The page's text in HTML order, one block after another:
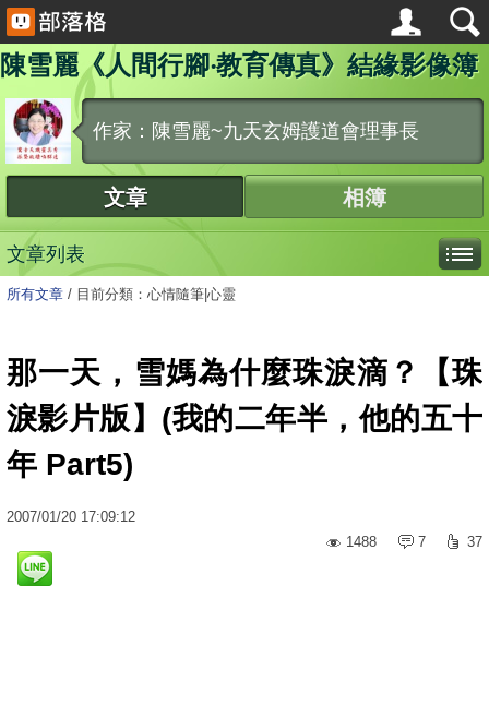
陳雪麗《人間行腳‧教育傳真》結緣影像簿
作家：陳雪麗~九天玄姆護道會理事長
文章 相簿
文章列表
所有文章 / 目前分類：心情隨筆|心靈
那一天，雪媽為什麼珠淚滴？【珠
淚影片版】(我的二年半，他的五十
年 Part5)
2007/01/20 17:09:12
1488
7 37